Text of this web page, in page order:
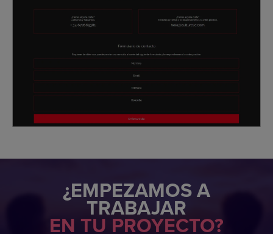
¿EMPEZAMOS A
TRABAJAR
EN TU PROYECTO?